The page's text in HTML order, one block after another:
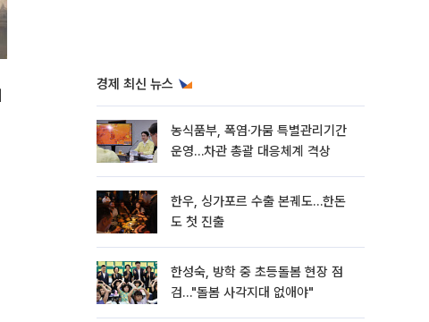
경제 최신 뉴스
농식품부, 폭염·가뭄 특별관리기간
운영…차관 총괄 대응체계 격상
한우, 싱가포르 수출 본궤도…한돈
도 첫 진출
한성숙, 방학 중 초등돌봄 현장 점
검…"돌봄 사각지대 없애야"